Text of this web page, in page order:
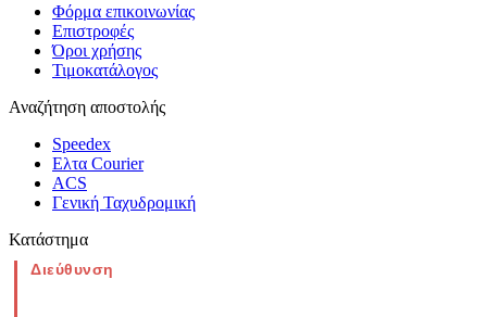
Φόρμα επικοινωνίας
Επιστροφές
Όροι χρήσης
Τιμοκατάλογος
Αναζήτηση αποστολής
Speedex
Ελτα Courier
ACS
Γενική Ταχυδρομική
Κατάστημα
Διεύθυνση